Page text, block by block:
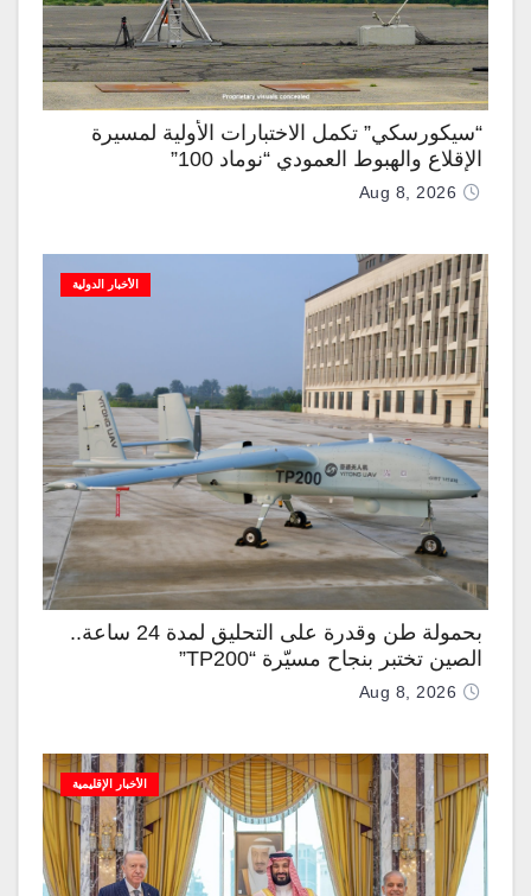
“سيكورسكي” تكمل الاختبارات الأولية لمسيرة
الإقلاع والهبوط العمودي “نوماد 100”
Aug 8, 2026
الأخبار الدولية
بحمولة طن وقدرة على التحليق لمدة 24 ساعة..
الصين تختبر بنجاح مسيّرة “TP200”
Aug 8, 2026
الأخبار الإقليمية